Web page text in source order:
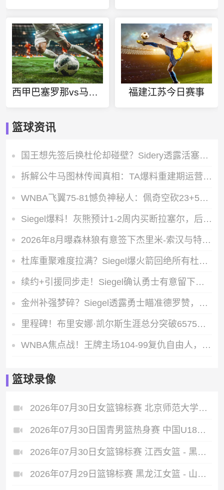
西甲巴塞罗那vs马德里竞技直播 福建江苏今日赛事
篮球资讯
国王想先签后换杜伦却碰壁？Sidery透露活塞对小萨根本没兴趣
拆解公牛马图林传闻真相：TA爆料重建期运营逻辑根本不支持全力追求
WNBA飞翼75-81憾负神秘人：佩奇空砍23+5+7 李月汝3篮板2助攻1封盖
Siegel爆料！灰熊预计1-2周内买断拉塞尔，后者即将成为完全自由球员
2026年8月曝森林狼有意签下杰里米‌-‌索汉与特伦登‌-‌沃特福德 补强26‌-‌27赛季阵容
杜库重聚难度拉满？Siegel爆火箭回绝所有杜兰特交易询价，勇士筹码成最大难题
续约+引援同步走！Siegel确认勇士有意留下小佩顿，同时盯上奥利尼克等多将
金州补强梦碎？Siegel透露勇士瞄准德罗赞，后者直接拒绝底薪邀约
里程碑！布里安娜·凯尔斯生涯总分突破6575分，跻身WNBA历史得分榜第十位
WNBA焦点战！王牌主场104-99复仇自由人，威尔逊狂轰33+10下半场独揽23分
篮球录像
2026年07月30日女篮锦标赛 北京师范大学女篮 - 陕西女篮 全场录像
2026年07月30日国青男篮热身赛 中国U18男篮 - 大卫·安篮球学院 全场录像
2026年07月30日女篮锦标赛 江西女篮 - 黑龙江女篮 全场录像
2026年07月29日篮锦标赛 黑龙江女篮 - 山东女篮 全场录像